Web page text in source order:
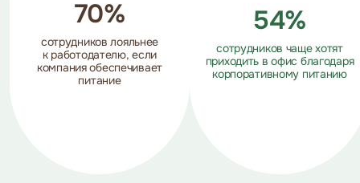
70%
сотрудников лояльнее
к работодателю, если
компания обеспечивает
питание
54%
сотрудников чаще хотят
приходить в офис благодаря
корпоративному питанию